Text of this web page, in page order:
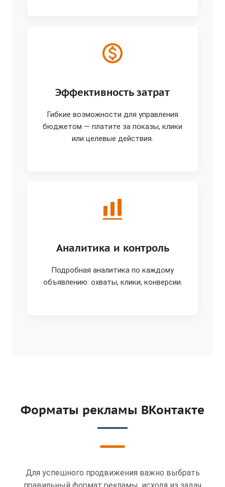
Эффективность затрат
Гибкие возможности для управления
бюджетом — платите за показы, клики
или целевые действия.
Аналитика и контроль
Подробная аналитика по каждому
объявлению: охваты, клики, конверсии.
Форматы рекламы ВКонтакте
Для успешного продвижения важно выбрать